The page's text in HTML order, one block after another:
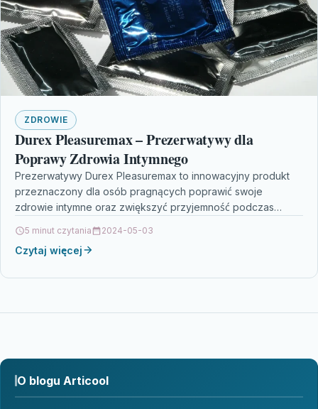
ZDROWIE
Durex Pleasuremax – Prezerwatywy dla
Poprawy Zdrowia Intymnego
Prezerwatywy Durex Pleasuremax to innowacyjny produkt
przeznaczony dla osób pragnących poprawić swoje
zdrowie intymne oraz zwiększyć przyjemność podczas
5 minut czytania 2024-05-03
Czytaj więcej
O blogu Articool